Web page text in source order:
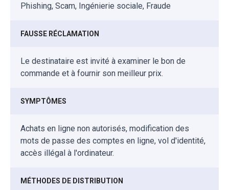
Phishing, Scam, Ingénierie sociale, Fraude
FAUSSE RÉCLAMATION
Le destinataire est invité à examiner le bon de
commande et à fournir son meilleur prix.
SYMPTÔMES
Achats en ligne non autorisés, modification des
mots de passe des comptes en ligne, vol d'identité,
accès illégal à l'ordinateur.
MÉTHODES DE DISTRIBUTION